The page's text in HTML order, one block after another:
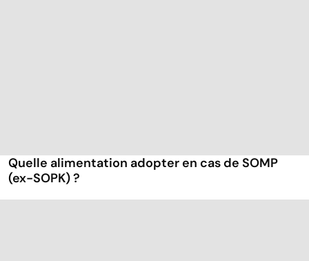
Quelle alimentation adopter en cas de SOMP
(ex-SOPK) ?